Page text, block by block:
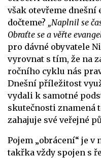
však otevřeme dnešní
dočteme? „Naplnil se
Obraťte se a věřte
pro dávné obyvatele
vyrovnat s tím, že na
ročního cyklu nás
Dnešní příležitost
vydali k samotné
skutečnosti znamená
zahajuje své veřejné
Pojem „obrácení“ je
takřka vždy spojen s